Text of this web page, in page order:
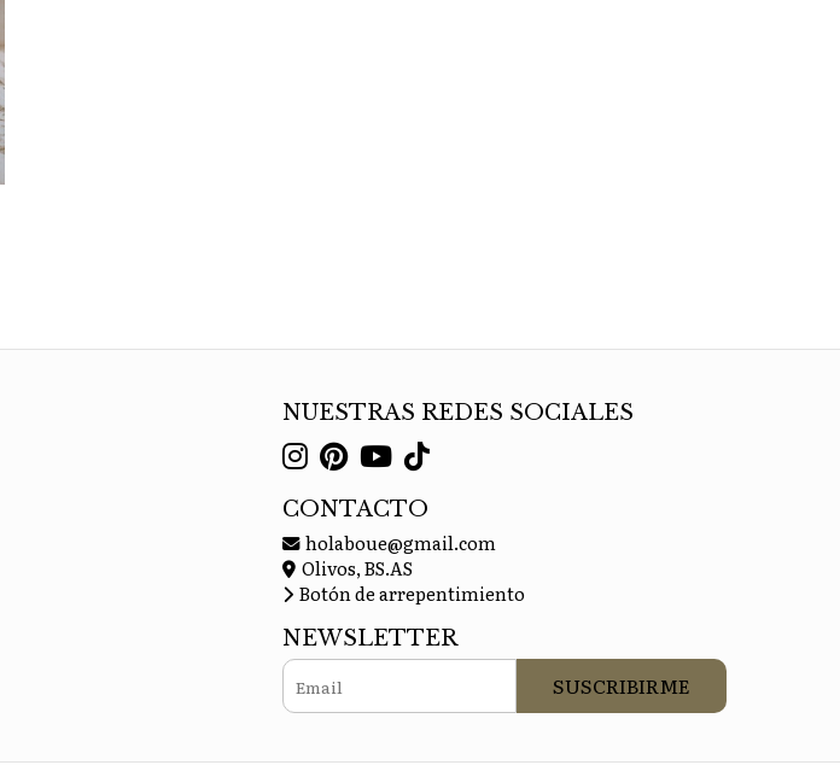
NUESTRAS REDES SOCIALES
CONTACTO
holaboue@gmail.com
Olivos, BS.AS
Botón de arrepentimiento
NEWSLETTER
SUSCRIBIRME